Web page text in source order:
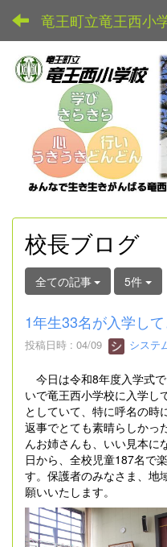
竜王町立竜王西小
校長ブログ
全ての記事 5件
1年生33名が入学して
投稿日時 : 04/09 システ
今日は令和8年度入学式
いで竜王西小学校に入学し
としていて、特に呼名の時
返事でとても素晴らしかっ
んお姉さんも、いい見本に
日から、全校児童187名で
す。保護者のみなさま、地
願いいたします。